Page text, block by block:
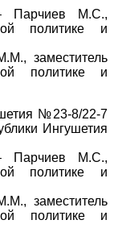
Парчиев М.С.,
политике и
заместитель
политике и
№23-8/22-7
Ингушетия
Парчиев М.С.,
политике и
заместитель
политике и